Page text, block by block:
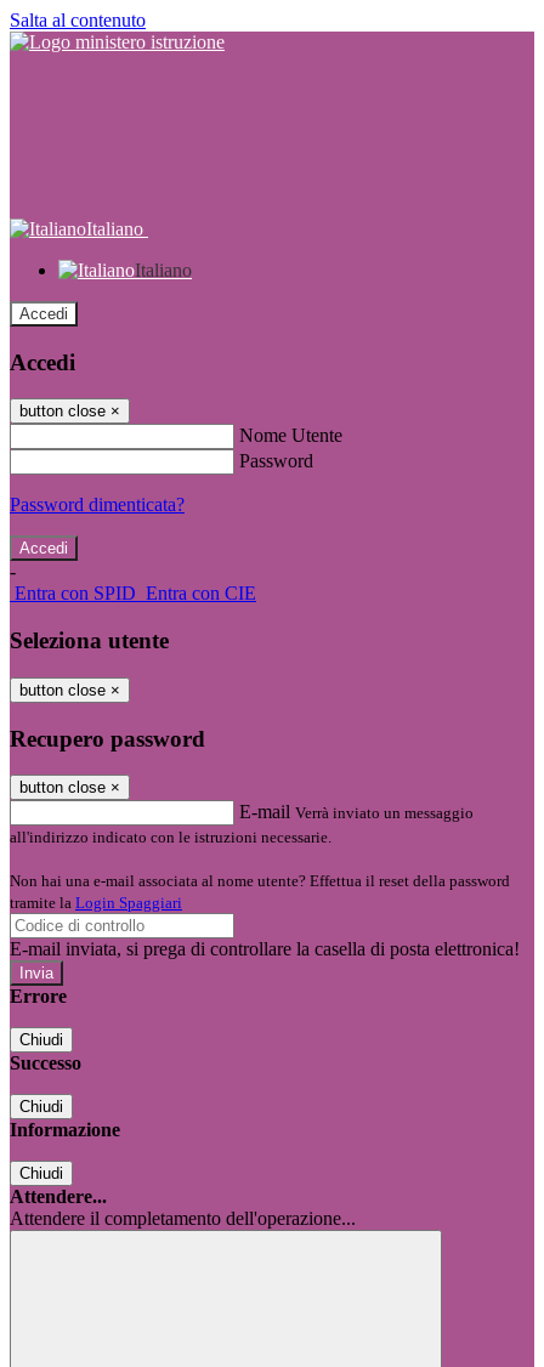
Salta al contenuto
Italiano
Italiano
Accedi
Accedi
button close ×
Nome Utente
Password
Password dimenticata?
-
Entra con SPID Entra con CIE
Seleziona utente
button close ×
Recupero password
button close ×
E-mail Verrà inviato un messaggio
all'indirizzo indicato con le istruzioni necessarie.
Non hai una e-mail associata al nome utente? Effettua il reset della password
tramite la Login Spaggiari
E-mail inviata, si prega di controllare la casella di posta elettronica!
Errore
Chiudi
Successo
Chiudi
Informazione
Chiudi
Attendere...
Attendere il completamento dell'operazione...